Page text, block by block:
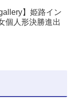
】姫路イン
個人形決勝進出